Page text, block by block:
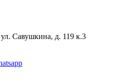
Савушкина, д. 119 к.3